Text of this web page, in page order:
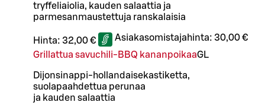
tryffeliaiolia, kauden salaattia ja
parmesanmaustettuja ranskalaisia
Hinta: 32,00 € Asiakasomistajahinta: 30,00 €
Grillattua savuchili-BBQ kananpoikaaGL
Dijonsinappi-hollandaisekastiketta,
suolapaahdettua perunaa
ja kauden salaattia